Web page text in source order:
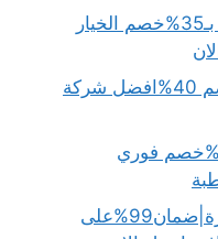
افضل شركة نقل عفش بالدمام بـ35%خصم الخيار
دينا نقل عفش حي غرناطة..خصم 40%افضل شركة
دينا نقل عفش حي قرطبة بـ30%خصم فوري
شركة نقل عفش بالمدينة المنورة|ضمان99%على